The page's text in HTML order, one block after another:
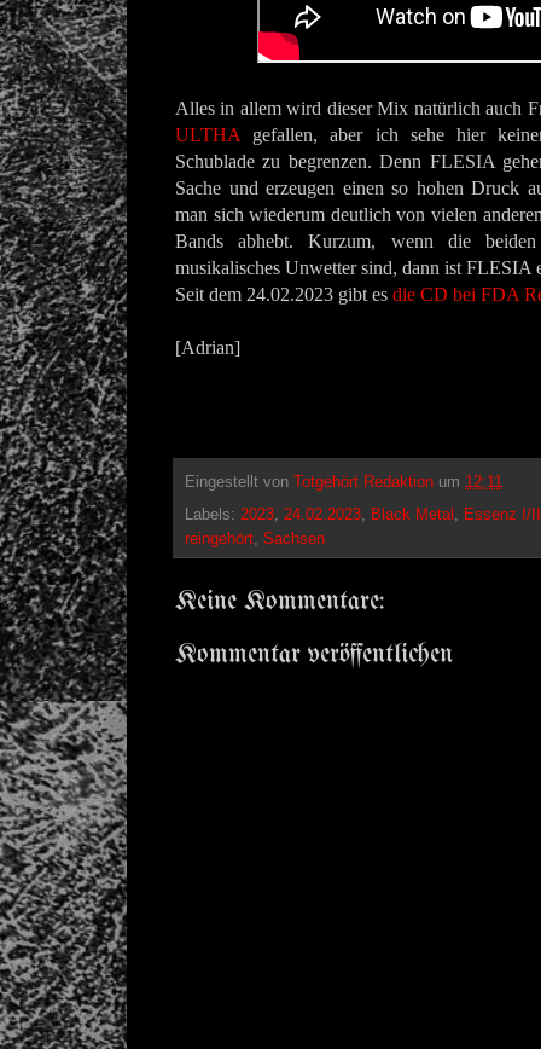
Alles in allem wird dieser Mix natürlich auch
ULTHA gefallen, aber ich sehe hier
Schublade zu begrenzen. Denn FLESIA
Sache und erzeugen einen so hohen Druck
man sich wiederum deutlich von vielen
Bands abhebt. Kurzum, wenn die
musikalisches Unwetter sind, dann ist FLESIA
Seit dem 24.02.2023 gibt es die CD bei FDA
[Adrian]
Eingestellt von Totgehört Redaktion um 12:11
Labels: 2023, 24.02.2023, Black Metal , Essenz I/II
reingehört, Sachsen
Keine Kommentare:
Kommentar veröffentlichen